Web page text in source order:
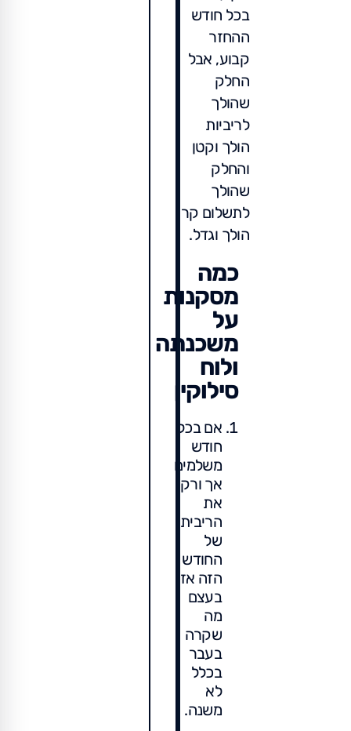
בכל חודש
ההחזר
קבוע, אבל
החלק
שהולך
לריביות
הולך וקטן
והחלק
שהולך
לתשלום קרן
הולך וגדל.
כמה
מסקנות
על
משכנתה
ולוח
סילוקין
אם בכל
חודש
משלמים
אך ורק
את
הריבית
של
החודש
הזה אז
בעצם
מה
שקרה
בעבר
בכלל
לא
משנה.